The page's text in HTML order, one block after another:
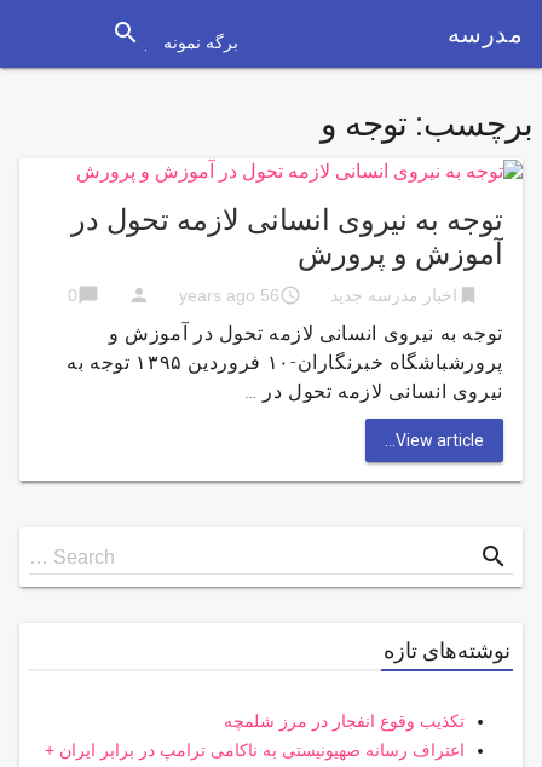
مدرسه برگه نمونه search
برچسب: توجه و
توجه به نیروی انسانی لازمه تحول در
آموزش و پرورش
bookmark اخبار مدرسه جدید access_time
56 years ago
person
chat_bubble
0
توجه به نیروی انسانی لازمه تحول در آموزش و
پرورشباشگاه خبرنگاران-۱۰ فروردین ۱۳۹۵ توجه به
نیروی انسانی لازمه تحول در …
View article...
Search
for
Search … search
نوشته‌های تازه
تکذیب وقوع انفجار در مرز شلمچه
اعتراف رسانه صهیونیستی به ناکامی ترامپ در برابر ایران +